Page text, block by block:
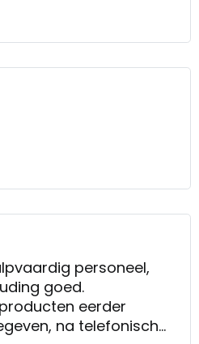
personeel,
goed.
eerder
na telefonisch